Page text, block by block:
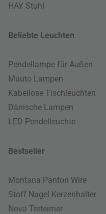
HAY Stuhl
Beliebte Leuchten
Pendellampe für Außen
Muuto Lampen
Kabellose Tischleuchten
Dänische Lampen
LED Pendelleuchte
Bestseller
Montana Panton Wire
Stoff Nagel Kerzenhalter
Nova Treteimer